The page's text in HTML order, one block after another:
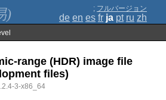
) ; フルバージョン
de en es fr ja pt ru zh
range (HDR) image file
files)
3-x86_64